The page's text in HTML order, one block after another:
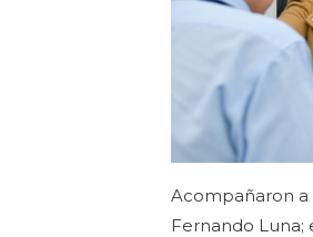
Acompañaron a
Fernando Luna;